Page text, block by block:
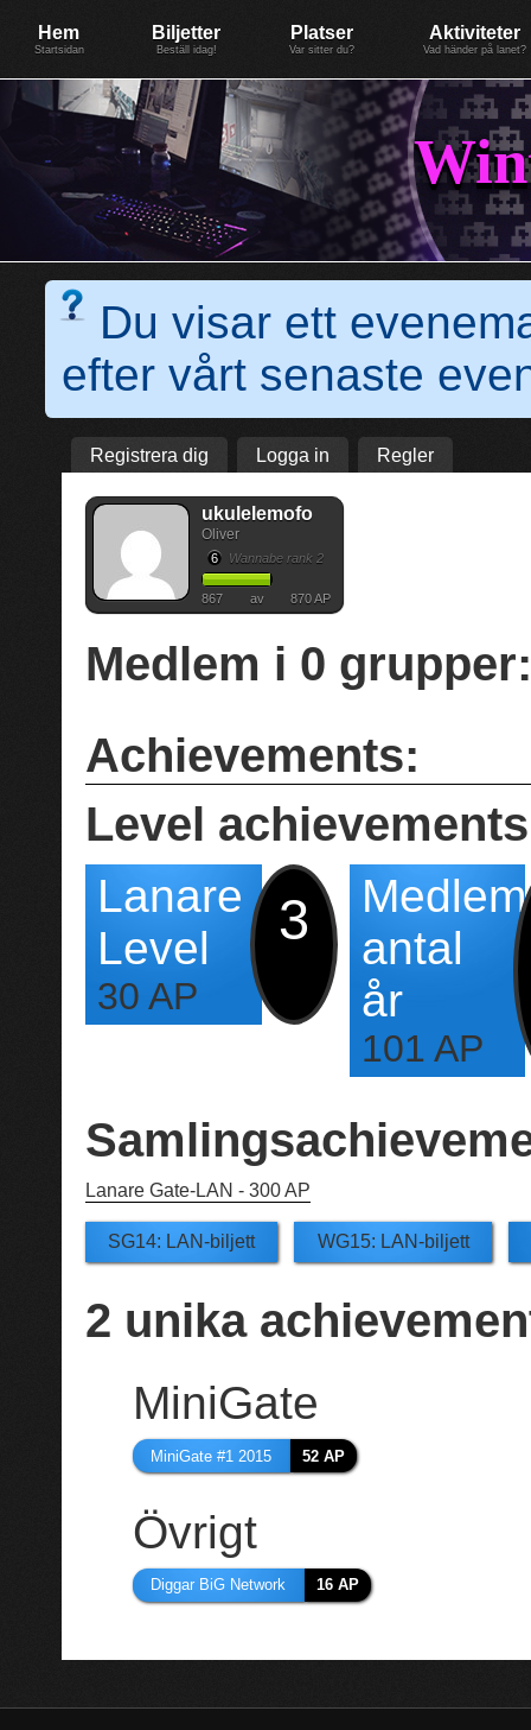
Hem
Startsidan
Biljetter
Beställ idag!
Platser
Var sitter du?
Aktiviteter
Vad händer på lanet?
Du visar ett
efter vårt senaste
Registrera dig Logga in Regler
ukulelemofo
Oliver
6 Wannabe rank 2
867 av 870 AP
Medlem i 0 grupper:
Achievements:
Level achievements
Lanare
Level
30 AP
3
Medlem
antal
år
101 AP
Lanare Gate-LAN - 300 AP
SG14: LAN-biljett WG15: LAN-biljett
2 unika
MiniGate
MiniGate #1 2015 52 AP
Övrigt
Diggar BiG Network 16 AP